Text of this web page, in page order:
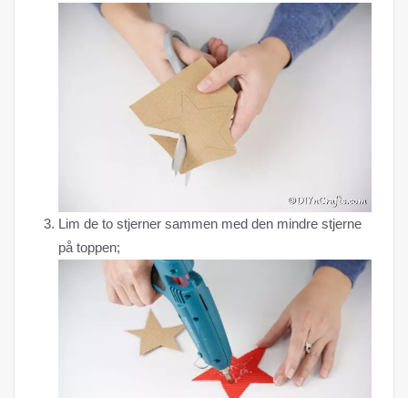
Lim de to stjerner sammen med den mindre stjerne
på toppen;